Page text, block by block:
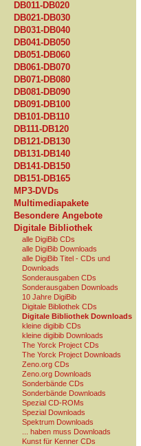
DB011-DB020
DB021-DB030
DB031-DB040
DB041-DB050
DB051-DB060
DB061-DB070
DB071-DB080
DB081-DB090
DB091-DB100
DB101-DB110
DB111-DB120
DB121-DB130
DB131-DB140
DB141-DB150
DB151-DB165
MP3-DVDs
Multimediapakete
Besondere Angebote
Digitale Bibliothek
alle DigiBib CDs
alle DigiBib Downloads
alle DigiBib Titel - CDs und
Downloads
Sonderausgaben CDs
Sonderausgaben Downloads
10 Jahre DigiBib
Digitale Bibliothek CDs
Digitale Bibliothek Downloads
kleine digibib CDs
kleine digibib Downloads
The Yorck Project CDs
The Yorck Project Downloads
Zeno.org CDs
Zeno.org Downloads
Sonderbände CDs
Sonderbände Downloads
Spezial CD-ROMs
Spezial Downloads
Spektrum Downloads
... haben muss Downloads
Kunst für Kenner CDs